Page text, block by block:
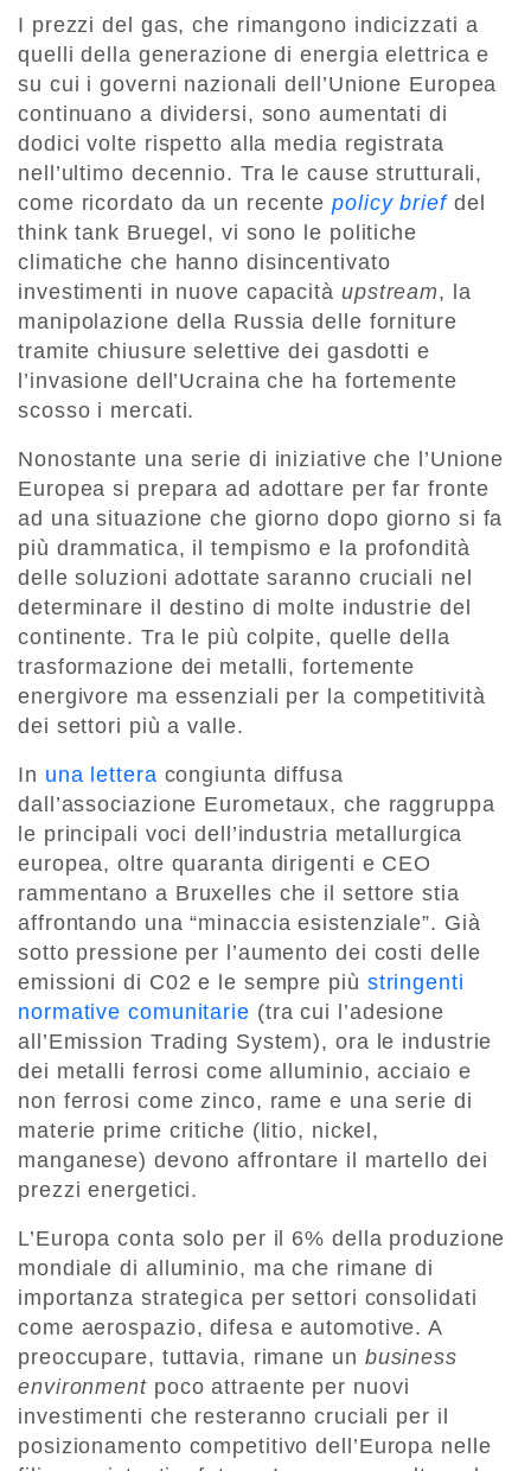
I prezzi del gas, che rimangono indicizzati a
quelli della generazione di energia elettrica e
su cui i governi nazionali dell’Unione Europea
continuano a dividersi, sono aumentati di
dodici volte rispetto alla media registrata
nell’ultimo decennio. Tra le cause strutturali,
come ricordato da un recentepolicy briefdel
think tank Bruegel, vi sono le politiche
climatiche che hanno disincentivato
investimenti in nuove capacità upstream, la
manipolazione della Russia delle forniture
tramite chiusure selettive dei gasdotti e
l’invasione dell’Ucraina che ha fortemente
scosso i mercati.
Nonostante una serie di iniziative che l’Unione
Europea si prepara ad adottare per far fronte
ad una situazione che giorno dopo giorno si fa
più drammatica, il tempismo e la profondità
delle soluzioni adottate saranno cruciali nel
determinare il destino di molte industrie del
continente. Tra le più colpite, quelle della
trasformazione dei metalli, fortemente
energivore ma essenziali per la competitività
dei settori più a valle.
In una lettera congiunta diffusa
dall’associazione Eurometaux, che raggruppa
le principali voci dell’industria metallurgica
europea, oltre quaranta dirigenti e CEO
rammentano a Bruxelles che il settore stia
affrontando una “minaccia esistenziale”. Già
sotto pressione per l’aumento dei costi delle
emissioni di C02 e le sempre più stringenti
normative comunitarie (tra cui l’adesione
all’Emission Trading System), ora le industrie
dei metalli ferrosi come alluminio, acciaio e
non ferrosi come zinco, rame e una serie di
materie prime critiche (litio, nickel,
manganese) devono affrontare il martello dei
prezzi energetici.
L’Europa conta solo per il 6% della produzione
mondiale di alluminio, ma che rimane di
importanza strategica per settori consolidati
come aerospazio, difesa e automotive. A
preoccupare, tuttavia, rimane un business
environment poco attraente per nuovi
investimenti che resteranno cruciali per il
posizionamento competitivo dell’Europa nelle